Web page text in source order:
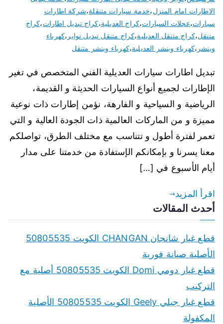
الاطارات امام المنزل،خدمة سيارات متنقلة،شركة اطارات
سيارات،عجلات السيارات،كراج العديلية،كراج تبديل اطارات،كراج
متنقل،كراج متنقل العديلية،كراج متنقل تبديل تواير ،كهرباء
وبنشر ،كهرباء وبنشر العديلية،كهرباء وبنشر متنقل
تبديل اطارات سيارات العديلية الفني المتخصص في تغير
الإطارات لجميع أنواع السيارات الحديثة و القديمة،
الرياضية و السياحية و الفارهة، نؤمن إطارات ذات نوعية
مميزة و من الماركات العالمية ذات الجودة العالية و التي
تعمر لفترة أطول و تتناسب مع مختلف الطرق، تواصلكم
معنا يسرنا و بإمكانكم الإستفادة من خدمتنا على مدار
أيام الأسبوع في […]
اقرأ المزيد
أحدث المقالات
قطع غيار شانجان CHANGAN الكويت 50805535
الأصلية صيانة فورية
قطع غيار دومي Domi الكويت 50805535 أصلية مع
التركيب
قطع غيار جيلي Geely الكويت 50805535 الأصلية
المكفولة